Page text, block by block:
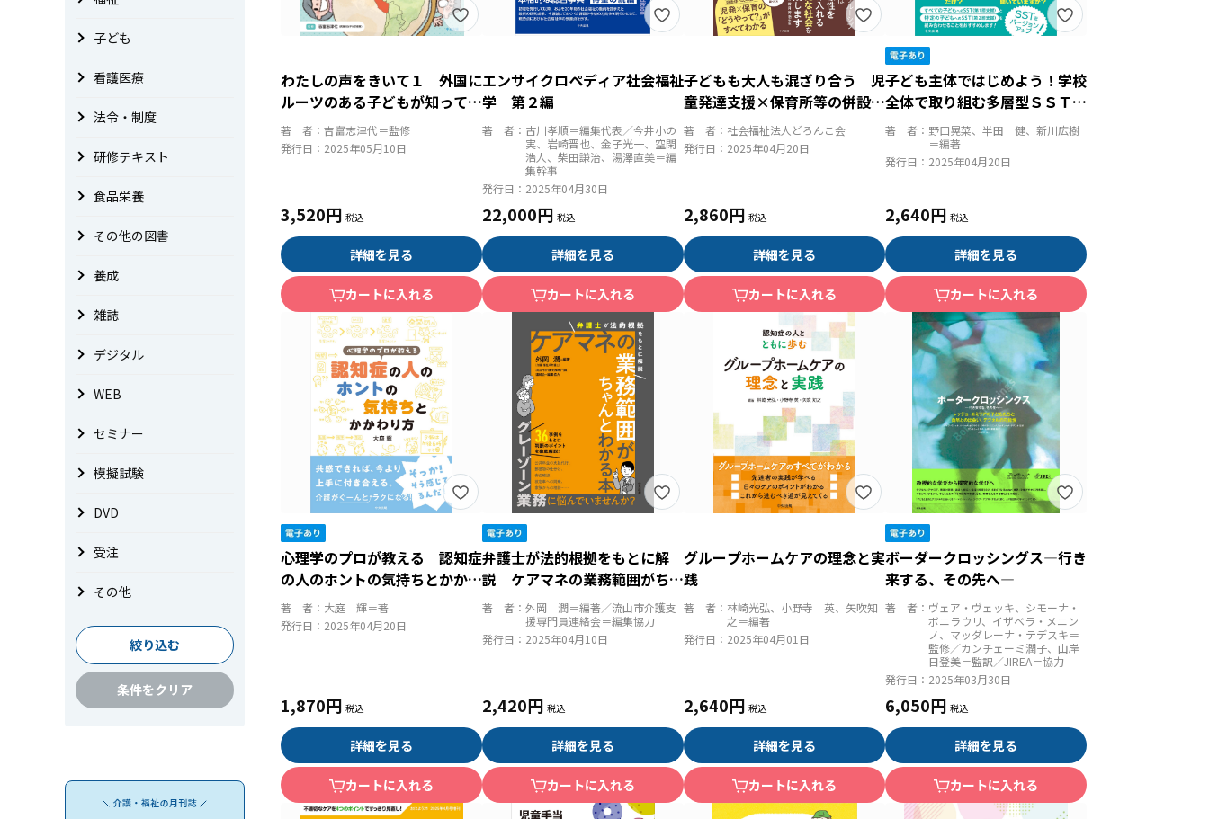
子ども
看護医療
法令・制度
研修テキスト
食品栄養
その他の図書
養成
雑誌
デジタル
WEB
セミナー
模擬試験
DVD
受注
その他
絞り込む
条件をクリア
わたしの声をきいて１ 外国に
ルーツのある子どもが知ってほ
しいこと
著 者： 吉富志津代＝監修
発行日： 2025年05月10日
3,520円
詳細を見る
カートに入れる
エンサイクロペディア社会福祉
学 第２編
著 者： 古川孝順＝編集代表／今井小の
実、岩崎晋也、金子光一、空閑
浩人、柴田謙治、湯澤直美＝編
集幹事
発行日： 2025年04月30日
22,000円
詳細を見る
カートに入れる
子どもも大人も混ざり合う 児
童発達支援×保育所等の併設で
創るインクルーシブ保育
著 者： 社会福祉法人どろんこ会
発行日： 2025年04月20日
2,860円
詳細を見る
カートに入れる
子ども主体ではじめよう！学校
全体で取り組む多層型ＳＳＴ
気になる子が複数いる学級・学
校が変わる
著 者： 野口晃菜、半田 健、新川広樹
＝編著
発行日： 2025年04月20日
2,640円
詳細を見る
カートに入れる
心理学のプロが教える 認知症
の人のホントの気持ちとかかわ
り方
著 者： 大庭 輝＝著
発行日： 2025年04月20日
1,870円
詳細を見る
カートに入れる
弁護士が法的根拠をもとに解
説 ケアマネの業務範囲がちゃ
んとわかる本
著 者： 外岡 潤＝編著／流山市介護支
援専門員連絡会＝編集協力
発行日： 2025年04月10日
2,420円
詳細を見る
カートに入れる
グループホームケアの理念と実
践
著 者： 林崎光弘、小野寺 英、矢吹知
之＝編著
発行日： 2025年04月01日
2,640円
詳細を見る
カートに入れる
ボーダークロッシングス―行き
来する、その先へ―
著 者： ヴェア・ヴェッキ、シモーナ・
ボニラウリ、イザベラ・メニン
ノ、マッダレーナ・テデスキ＝
監修／カンチェーミ潤子、山岸
日登美＝監訳／JIREA＝協力
発行日： 2025年03月30日
6,050円
詳細を見る
カートに入れる